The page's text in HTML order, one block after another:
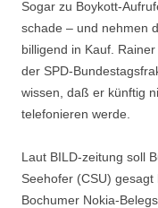
Sogar zu Boykott-
schade – und nehmen
billigend in Kauf.
der SPD-
wissen, daß er künftig
telefonieren werde.
Laut BILD-zeitung soll
Seehofer (CSU)
Bochumer Nokia-